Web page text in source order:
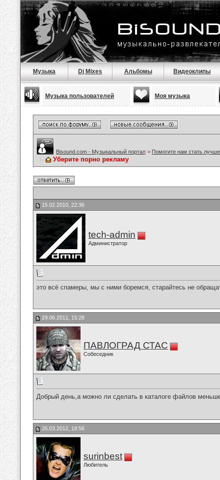
Музыка Dj Mixes Альбомы Видеоклипы
Музыка пользователей Моя музыка
Bisound.com - Музыкальный портал > Помогите нам стать
Уберите порно рекламу
15.02.2010, 22:36
tech-admin
Администратор
это всё спамеры, мы с ними боремся, старайтесь не
29.06.2011, 15:28
ПАВЛОГРАД СТАС
Собеседник
Добрый день,а можно ли сделать в каталоге файлов
26.03.2012, 18:56
surinbest
Любитель